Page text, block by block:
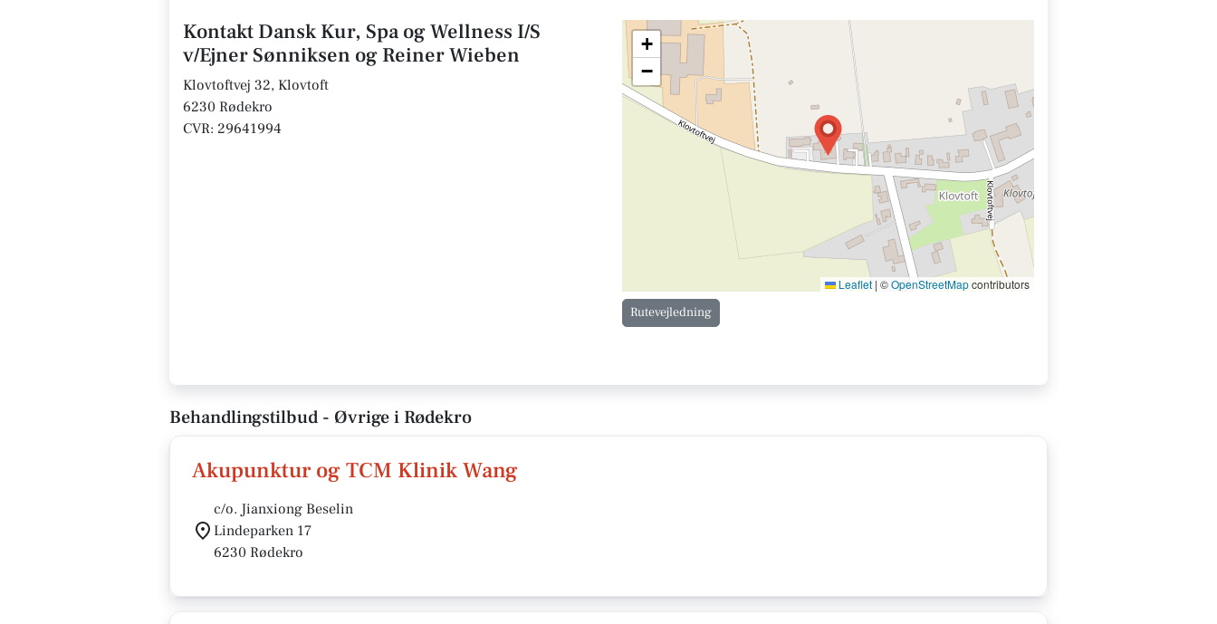
Kontakt Dansk Kur, Spa og Wellness I/S
v/Ejner Sønniksen og Reiner Wieben
Klovtoftvej 32, Klovtoft
6230 Rødekro
CVR: 29641994
+
−
Leaflet | ©OpenStreetMapcontributors
Rutevejledning
Behandlingstilbud - Øvrige i Rødekro
Akupunktur og TCM Klinik Wang
c/o. Jianxiong Beselin
Lindeparken 17
6230 Rødekro